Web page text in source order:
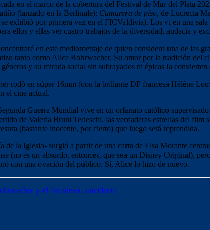
en el marco de la cobertura del Festival de Mar del Plata
(lanzado en la Berlinale); Camarera de piso, de Lucrecia
exhibió por primera vez en el FICValdivia). Los vi en una
ellos y ellas ver cuatro trabajos de la diversidad, audacia y
en este mediometraje de quien considero una de las
tanto como Alice Rohrwacher. Su amor por la tradición
y su mirada social sin subrayados ni épicas la
rodó en súper 16mm (con la brillante DF francesa Hélène
el cine actual.
Guerra Mundial vive en un orfanato católico
de Valeria Bruni Tedeschi, las verdaderas estrellas del film
(bastante inocente, por cierto) que luego será reprendida.
de la Iglesia- surgió a partir de una carta de Elsa Morante
(no es un absurdo, entonces, que sea un Disney Original),
con una ovación del público. Sí, Alice lo hizo de nuevo.
y-el-femideseo-navideno/